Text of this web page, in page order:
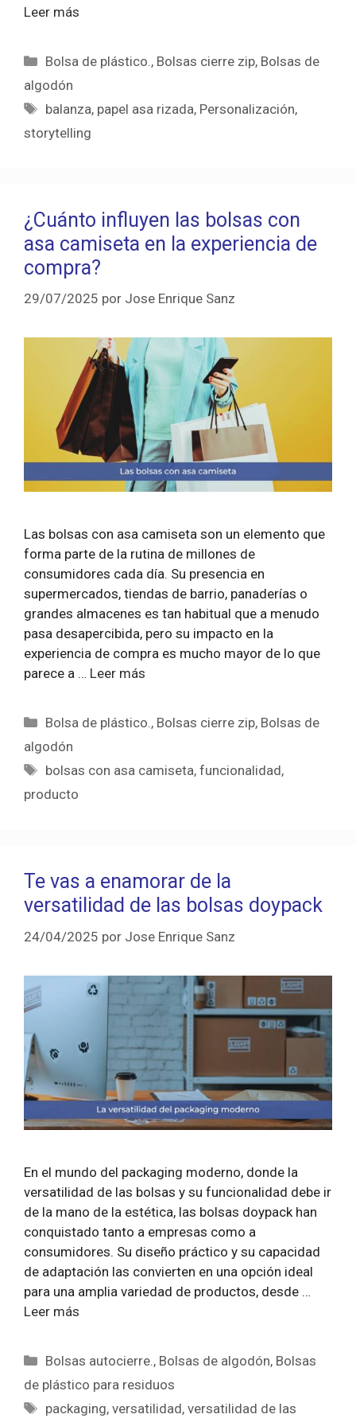
Leer más
Categorías
Bolsa de plástico. , Bolsas cierre zip, Bolsas de
algodón
Etiquetas
balanza, papel asa rizada, Personalización,
storytelling
¿Cuánto influyen las bolsas con
asa camiseta en la experiencia de
compra?
29/07/2025 por Jose Enrique Sanz
Las bolsas con asa camiseta son un elemento que
forma parte de la rutina de millones de
consumidores cada día. Su presencia en
supermercados, tiendas de barrio, panaderías o
grandes almacenes es tan habitual que a menudo
pasa desapercibida, pero su impacto en la
experiencia de compra es mucho mayor de lo que
parece a … Leer más
Categorías
Bolsa de plástico., Bolsas cierre zip, Bolsas de
algodón
Etiquetas
bolsas con asa camiseta,funcionalidad,
producto
Te vas a enamorar de la
versatilidad de las bolsas doypack
24/04/2025 por Jose Enrique Sanz
En el mundo del packaging moderno, donde la
versatilidad de las bolsas y su funcionalidad debe ir
de la mano de la estética, las bolsas doypack han
conquistado tanto a empresas como a
consumidores. Su diseño práctico y su capacidad
de adaptación las convierten en una opción ideal
para una amplia variedad de productos, desde …
Leer más
Categorías
Bolsas autocierre. , Bolsas de algodón, Bolsas
de plástico para residuos
Etiquetas
packaging,versatilidad,versatilidad de las